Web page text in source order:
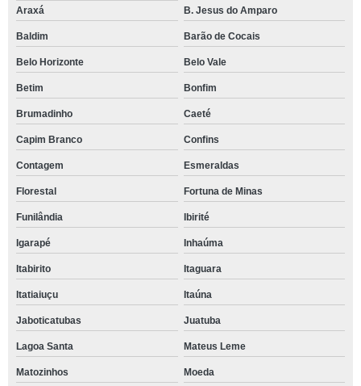
Araxá
B. Jesus do Amparo
Baldim Barão de Cocais
Belo Horizonte Belo Vale
Betim Bonfim
Brumadinho Caeté
Capim Branco Confins
Contagem Esmeraldas
Florestal Fortuna de Minas
Funilândia Ibirité
Igarapé Inhaúma
Itabirito Itaguara
Itatiaiuçu Itaúna
Jaboticatubas Juatuba
Lagoa Santa Mateus Leme
Matozinhos Moeda